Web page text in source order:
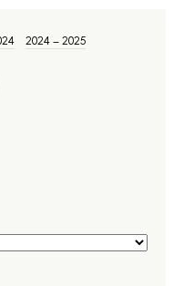
2024 – 2025